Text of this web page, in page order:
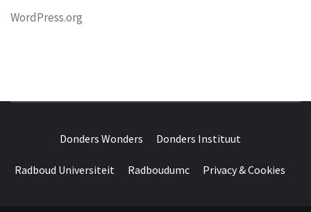
WordPress.org
WONDERS
Donders Wonders Donders Instituut
Radboud Universiteit Radboudumc Privacy & Cookies